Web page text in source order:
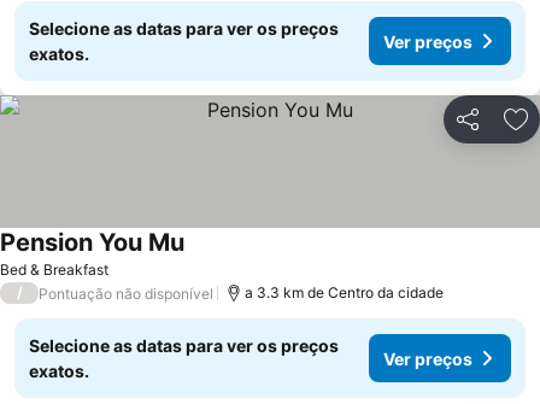
Selecione as datas para ver os preços
exatos.
Ver preços
Partilhar
Bed & Breakfast
Pension You MuVer preços
/ Pontuação não disponível a 3.3 km de Centro da cidade
Selecione as datas para ver os preços
exatos.
Ver preços